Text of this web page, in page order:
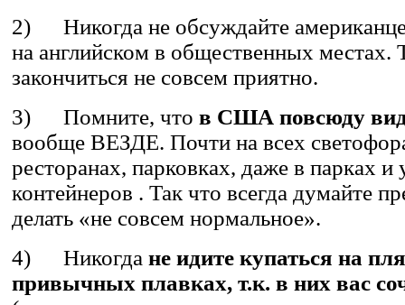
2) Никогда не обсуждайте
на английском в общественных местах.
закончиться не совсем приятно.
3) Помните, что в США повсюду
вообще ВЕЗДЕ. Почти на всех
ресторанах, парковках, даже в парках
контейнеров . Так что всегда думайте
делать «не совсем нормальное».
4) Никогда не идите купаться на
привычных плавках, т.к. в них вас